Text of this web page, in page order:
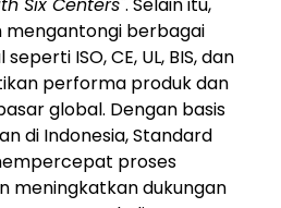
mengantongi berbagai
ISO, CE, UL, BIS, dan
performa produk dan
global. Dengan basis
di Indonesia, Standard
proses
meningkatkan dukungan